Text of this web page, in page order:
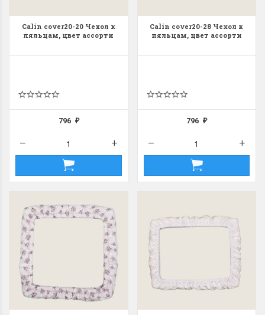
Calin cover20-20 Чехол к
пяльцам, цвет ассорти
796 ₽
Calin cover20-28 Чехол к
пяльцам, цвет ассорти
796₽